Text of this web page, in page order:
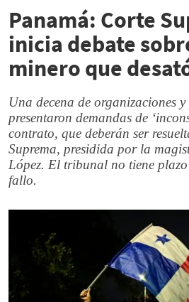
Panamá: Corte
inicia debate
minero que
Una decena de organizaciones
presentaron demandas de
contrato, que deberán ser
Suprema, presidida por la
López. El tribunal no tiene
fallo.